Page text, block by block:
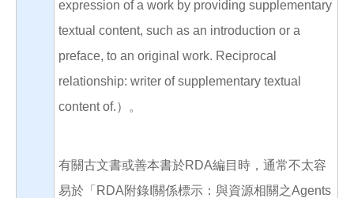
expression of a work by providing supplementary
textual content, such as an introduction or a
preface, to an original work. Reciprocal
relationship: writer of supplementary textual
content of.）。
有關古文書或善本書於RDA編目時，通常不太容
易於「RDA附錄I關係標示：與資源相關之Agents